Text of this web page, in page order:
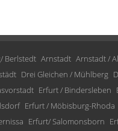
Berlstedt Arnstadt Arnstadt /
Drei Gleichen / Mühlberg
Erfurt / Bindersleben
Erfurt / Möbisburg-Rhoda
Erfurt/ Salomonsborn